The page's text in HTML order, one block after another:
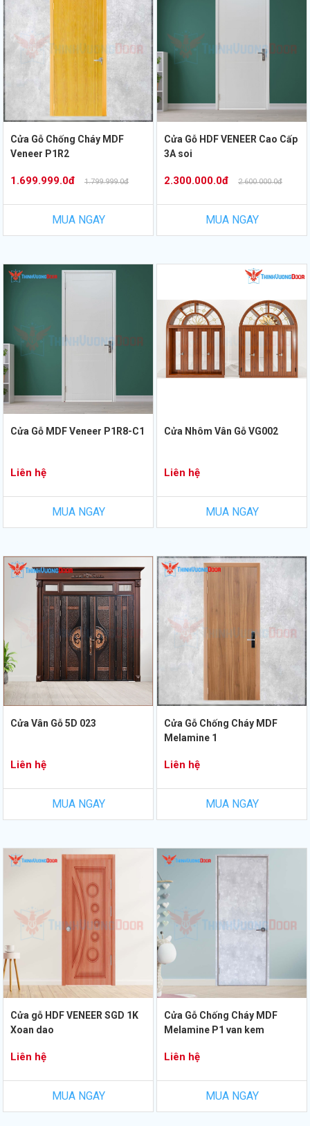
Cửa Gỗ Chống Cháy MDF
Veneer P1R2
1.699.999.0đ 1.799.999.0đ
MUA NGAY
Cửa Gỗ HDF VENEER Cao Cấp
3A soi
2.300.000.0đ 2.600.000.0đ
MUA NGAY
Cửa Gỗ MDF Veneer P1R8-C1
Liên hệ
MUA NGAY
Cửa Nhôm Vân Gỗ VG002
Liên hệ
MUA NGAY
Cửa Vân Gỗ 5D 023
Liên hệ
MUA NGAY
Cửa Gỗ Chống Cháy MDF
Melamine 1
Liên hệ
MUA NGAY
Cửa gỗ HDF VENEER SGD 1K
Xoan dao
Liên hệ
MUA NGAY
Cửa Gỗ Chống Cháy MDF
Melamine P1 van kem
Liên hệ
MUA NGAY